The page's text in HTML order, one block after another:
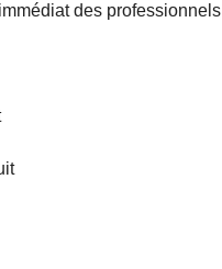
des